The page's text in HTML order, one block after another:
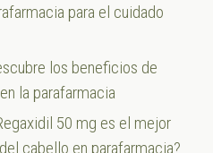
para el cuidado
los beneficios de
la parafarmacia
50 mg es el mejor
cabello en parafarmacia?